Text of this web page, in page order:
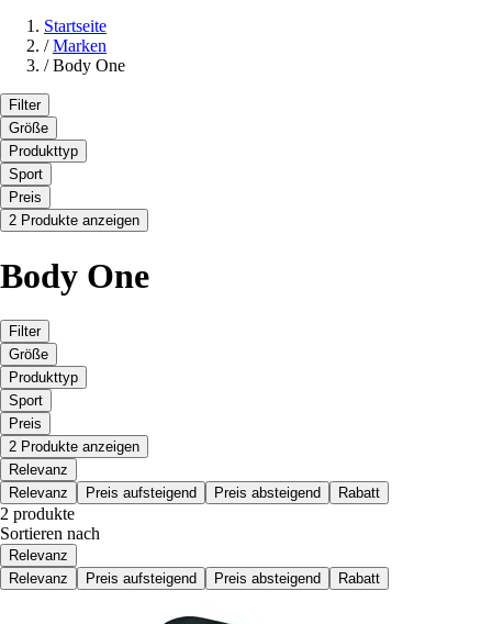
Startseite
/ Marken
/ Body One
Filter
Größe
Produkttyp
Sport
Preis
2 Produkte anzeigen
Body One
Filter
Größe
Produkttyp
Sport
Preis
2 Produkte anzeigen
Relevanz
Relevanz
Preis aufsteigend Preis absteigend Rabatt
2 produkte
Sortieren nach
Relevanz
Relevanz
Preis aufsteigend Preis absteigend Rabatt